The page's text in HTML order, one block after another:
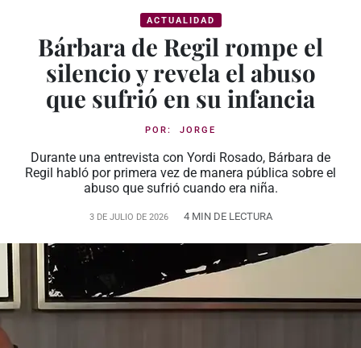
ACTUALIDAD
Bárbara de Regil rompe el
silencio y revela el abuso
que sufrió en su infancia
POR: JORGE
Durante una entrevista con Yordi Rosado, Bárbara de
Regil habló por primera vez de manera pública sobre el
abuso que sufrió cuando era niña.
3 DE JULIO DE 2026 4 MIN DE LECTURA